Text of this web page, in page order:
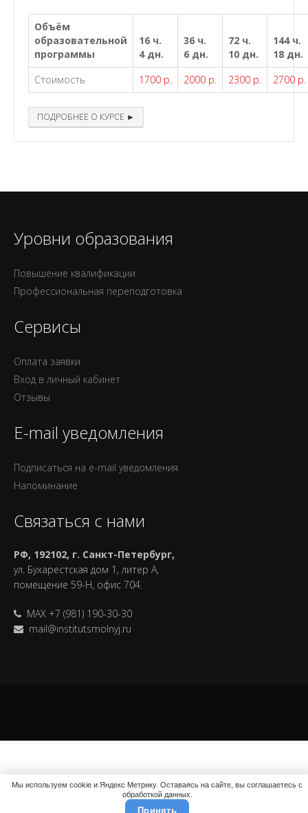
Объём
образовательной
программы
16 ч.
4 дн.
36 ч.
6 дн.
72 ч.
10 дн.
144 ч.
18 дн.
Стоимость
1700 р. 2000 р. 2300 р. 2700 р.
ПОДРОБНЕЕ О КУРСЕ ►
Уровни образования
Повышение квалификации
Профессиональная переподготовка
Сервисы
Оплата заявки
Вход в личный кабинет
Отзывы
E-mail уведомления
Подписаться на e-mail уведомления
Напоминание
Связаться с нами
РФ, 192102, г. Санкт-Петербург,
ул. Бухарестская дом 1, литер А,
помещение 59-Н, офис 704.
MAX +7 (981) 190-30-30
mail@institutsmolnyj.ru
Мы используем cookie и Яндекс Метрику. Оставаясь на сайте, вы соглашаетесь с
обработкой данных.
Принять